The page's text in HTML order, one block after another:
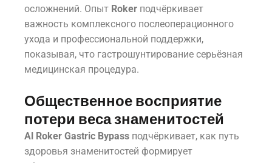
осложнений. Опыт Roker подчёркивает
важность комплексного послеоперационного
ухода и профессиональной поддержки,
показывая, что гастрошунтирование серьёзная
медицинская процедура.
Общественное восприятие
потери веса знаменитостей
Al Roker Gastric Bypass подчёркивает, как путь
здоровья знаменитостей формирует